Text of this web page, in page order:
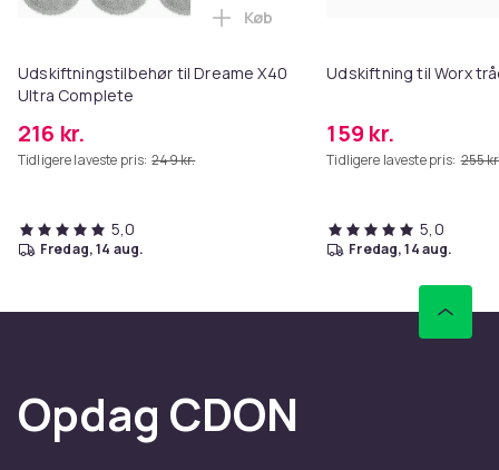
Udskiftningstilbehør til Dreame X40
Ultra Complete
216 kr.
Tidligere laveste pris: 249 kr.
Læg Udskiftningstilbehør til
Køb
5,0
fredag, 14 aug.
Udskiftning til Worx
159 kr.
Tidligere laveste pris: 255
5,0
fredag, 14 aug.
Opdag CDON